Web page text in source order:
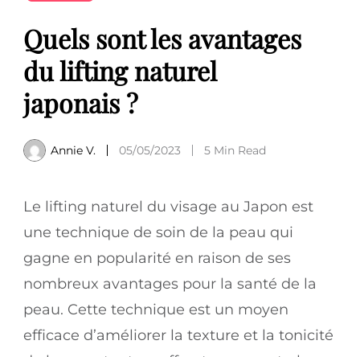
Quels sont les avantages
du lifting naturel
japonais ?
Annie V. 05/05/2023 5 Min Read
Le lifting naturel du visage au Japon est
une technique de soin de la peau qui
gagne en popularité en raison de ses
nombreux avantages pour la santé de la
peau. Cette technique est un moyen
efficace d’améliorer la texture et la tonicité